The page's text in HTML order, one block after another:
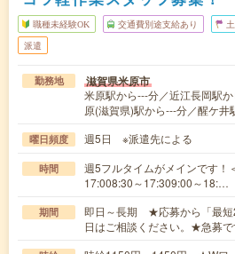
職種未経験OK 交通費別途支給あり
派遣
勤務地 滋賀県米原市
米原駅から---分／近江長岡駅
原(滋賀県)駅から---分／醒ケ井
曜日頻度 週5日 ※派遣先による
時間
週5フルタイムがメインです！
17:008:30～17:309:00～18:…
期間
即日～長期 ★応募から「最短
日はご相談ください。★急募で